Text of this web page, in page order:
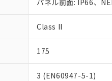
パネル前面: IP66、
Class II
175
3 (EN60947-5-1)